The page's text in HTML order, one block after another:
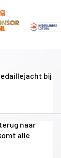
bij
naar
alle